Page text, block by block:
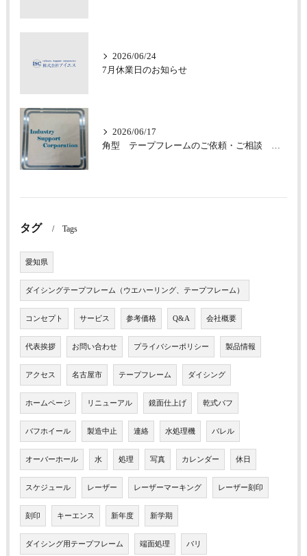
2026/06/24
7月休業日のお知らせ
2026/06/17
角型 テープフレームのご依頼・ご相談 承っております
タグ Tags
愛知県
ダイシングテープフレーム（ウエハーリング、テープフレーム）
コンセプト サービス 参考価格 Q&A 会社概要
代表挨拶 お問い合わせ プライバシーポリシー 製品情報
アクセス 名古屋市 テープフレーム ダイシング
ホームページ リニューアル 鏡面仕上げ 乾式バフ
バフホイール 製造中止 連絡 水処理機 バレル
オーバーホール 水 処理 写真 カレンダー 休日
スケジュール レーザー レーザーマーキング レーザー刻印
刻印 キーエンス 新年度 新学期
ダイシング用テープフレーム 端面処理 バリ